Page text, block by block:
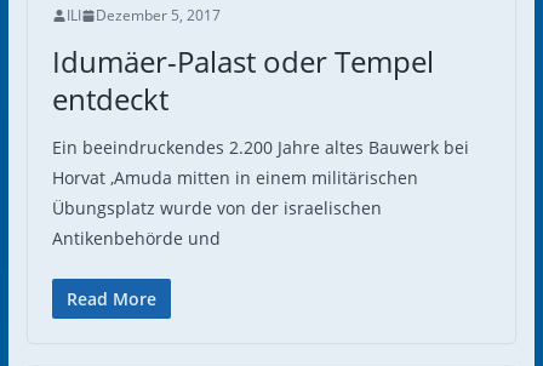
ILI Dezember 5, 2017
Idumäer-Palast oder Tempel
entdeckt
Ein beeindruckendes 2.200 Jahre altes Bauwerk bei
Horvat ‚Amuda mitten in einem militärischen
Übungsplatz wurde von der israelischen
Antikenbehörde und
Read More